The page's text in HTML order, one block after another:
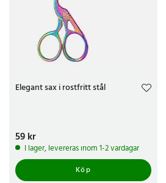
Elegant sax i rostfritt stål
Pris:59 kr
59 kr
I lager, levereras inom 1-2 vardagar
Köp